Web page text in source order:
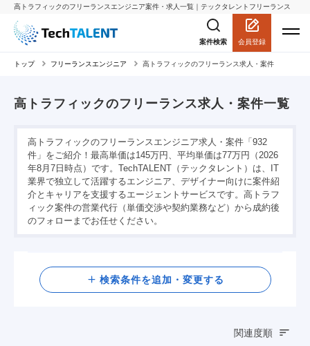
高トラフィックのフリーランスエンジニア案件・求人一覧｜テックタレントフリーランス
案件検索 会員登録
トップ フリーランスエンジニア 高トラフィックのフリーランス求人・案件
高トラフィックのフリーランス求人・案件一覧
高トラフィックのフリーランスエンジニア求人・案件「932
件」をご紹介！最高単価は145万円、平均単価は77万円（2026
年8月7日時点）です。TechTALENT（テックタレント）は、IT
業界で独立して活躍するエンジニア、デザイナー向けに案件紹
介とキャリアを支援するエージェントサービスです。高トラフ
ィック案件の営業代行（単価交渉や契約業務など）から成約後
のフォローまでお任せください。
検索
検索条件を追加・変更する
関連度順